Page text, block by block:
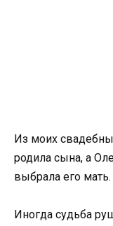
Из моих
родила сына, а
выбрала его мать.
Иногда судьба